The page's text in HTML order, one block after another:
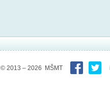
© 2013 – 2026 MŠMT